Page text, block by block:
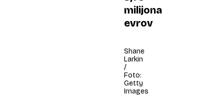
milijona
evrov
Shane
Larkin
/
Foto:
Getty
Images